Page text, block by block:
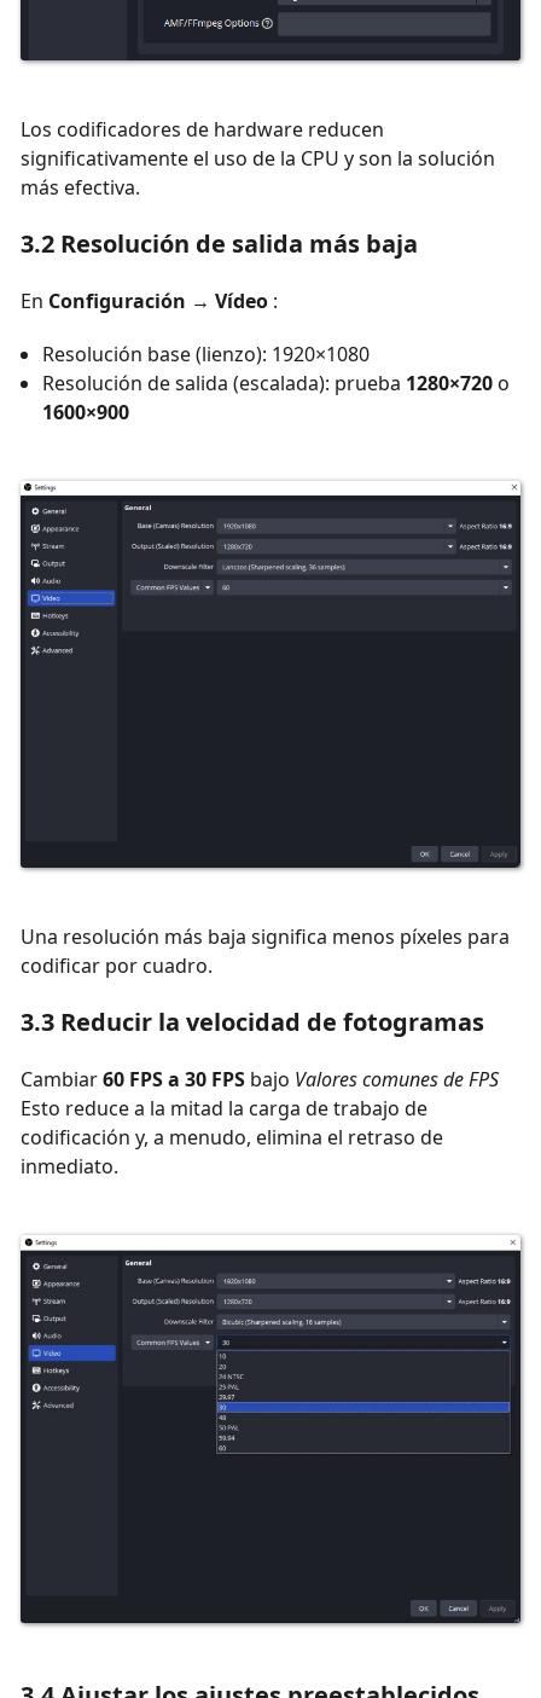
Los codificadores de hardware reducen
significativamente el uso de la CPU y son la solución
más efectiva.
3.2 Resolución de salida más baja
En Configuración → Vídeo :
Resolución base (lienzo): 1920×1080
Resolución de salida (escalada): prueba 1280×720 o
1600×900
Una resolución más baja significa menos píxeles para
codificar por cuadro.
3.3 Reducir la velocidad de fotogramas
Cambiar60 FPS a 30 FPS bajo Valores comunes de FPS
Esto reduce a la mitad la carga de trabajo de
codificación y, a menudo, elimina el retraso de
inmediato.